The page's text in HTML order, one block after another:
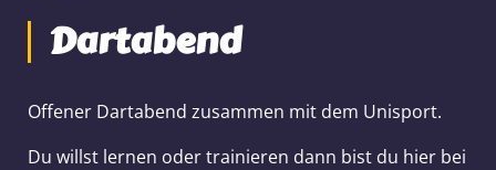
Dartabend
Offener Dartabend zusammen mit dem Unisport.
Du willst lernen oder trainieren dann bist du hier bei